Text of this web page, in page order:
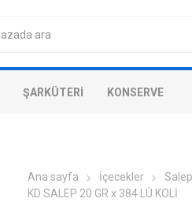
ŞARKÜTERI KONSERVE
Ana sayfa İçecekler
KD SALEP 20 GR x 384 LÜ KOLİ